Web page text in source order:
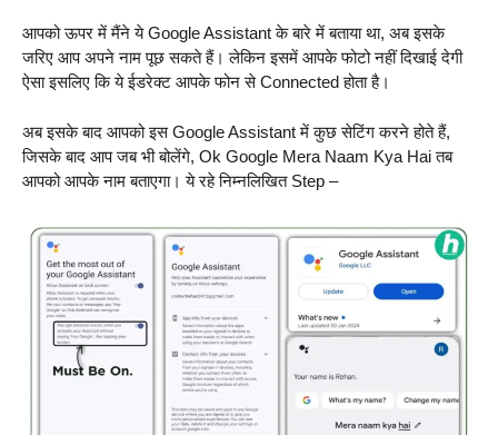
आपको ऊपर में मैंने ये Google Assistant के बारे में बताया था, अब इसके
जरिए आप अपने नाम पूछ सकते हैं। लेकिन इसमें आपके फोटो नहीं दिखाई देगी
ऐसा इसलिए कि ये ईडरेक्ट आपके फोन से Connected होता है।
अब इसके बाद आपको इस Google Assistant में कुछ सेटिंग करने होते हैं,
जिसके बाद आप जब भी बोलेंगे, Ok Google Mera Naam Kya Hai तब
आपको आपके नाम बताएगा। ये रहे निम्नलिखित Step –